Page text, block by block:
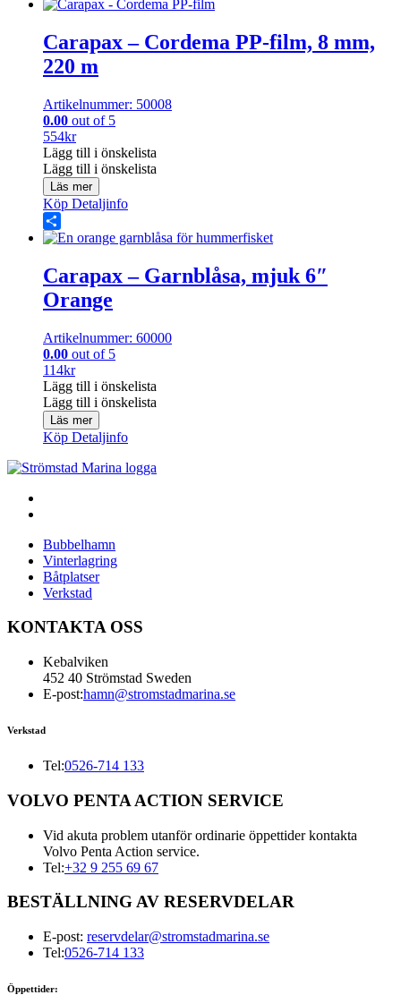
Share
Carapax – Cordema PP-film, 8 mm,
220 m
Artikelnummer: 50008
0.00 out of 5
554kr
Lägg till i önskelista
Lägg till i önskelista
Läs mer
Köp Detaljinfo
Share
Carapax – Garnblåsa, mjuk 6″
Orange
Artikelnummer: 60000
0.00 out of 5
114kr
Lägg till i önskelista
Lägg till i önskelista
Läs mer
Köp Detaljinfo
Bubbelhamn
Vinterlagring
Båtplatser
Verkstad
KONTAKTA OSS
Kebalviken
452 40 Strömstad Sweden
E-post:hamn@stromstadmarina.se
Verkstad
Tel:0526-714 133
VOLVO PENTA ACTION SERVICE
Vid akuta problem utanför ordinarie öppettider kontakta
Volvo Penta Action service.
Tel:+32 9 255 69 67
BESTÄLLNING AV RESERVDELAR
E-post: reservdelar@stromstadmarina.se
Tel:0526-714 133
Öppettider: